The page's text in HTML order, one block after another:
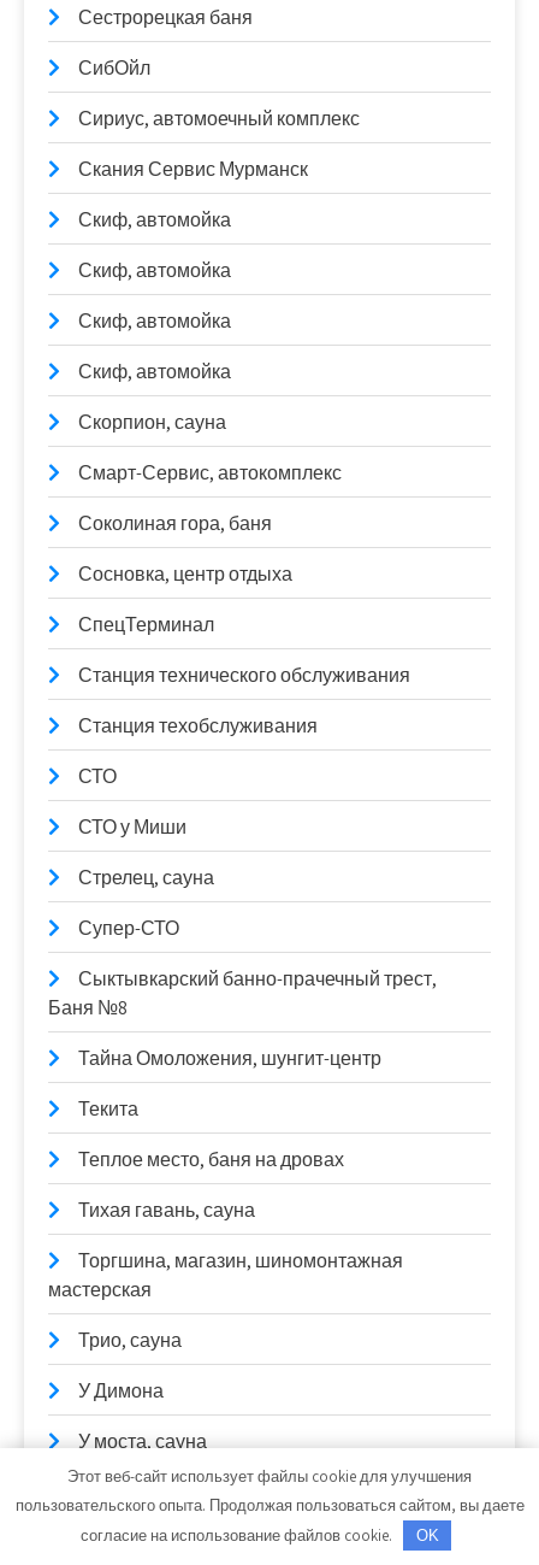
Сестрорецкая баня
СибОйл
Сириус, автомоечный комплекс
Скания Сервис Мурманск
Скиф, автомойка
Скиф, автомойка
Скиф, автомойка
Скиф, автомойка
Скорпион, сауна
Смарт-Сервис, автокомплекс
Соколиная гора, баня
Сосновка, центр отдыха
СпецТерминал
Станция технического обслуживания
Станция техобслуживания
СТО
СТО у Миши
Стрелец, сауна
Супер-СТО
Сыктывкарский банно-прачечный трест,
Баня №8
Тайна Омоложения, шунгит-центр
Текита
Теплое место, баня на дровах
Тихая гавань, сауна
Торгшина, магазин, шиномонтажная
мастерская
Трио, сауна
У Димона
У моста, сауна
УАЗ Центр, Отдел продаж; Сервисный центр
Усадьба банная, сауна
Этот веб-сайт использует файлы cookie для улучшения
пользовательского опыта. Продолжая пользоваться сайтом, вы даете
согласие на использование файлов cookie.
OK